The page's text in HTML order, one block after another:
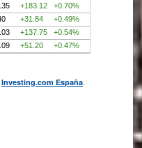
Investing.com España.